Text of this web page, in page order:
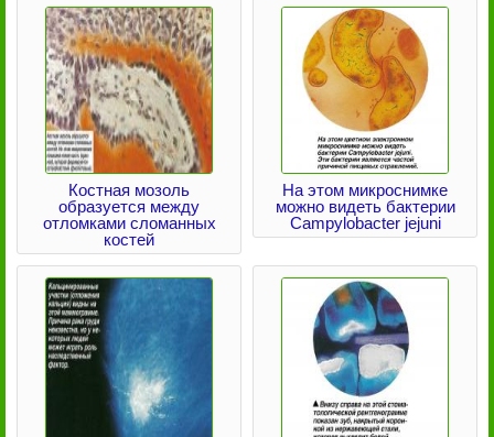
Костная мозоль
образуется между
отломками сломанных
костей
На этом микроснимке
можно видеть бактерии
Campylobacter jejuni